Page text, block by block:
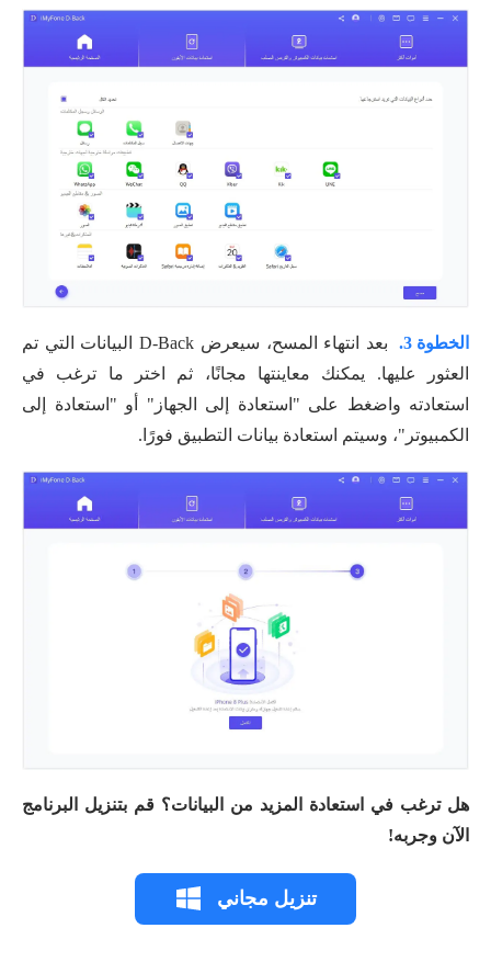
الخطوة 3.
بعد انتهاء المسح، سيعرض D-Back البيانات التي تم
العثور عليها. يمكنك معاينتها مجانًا، ثم اختر ما ترغب في
استعادته واضغط على "استعادة إلى الجهاز" أو "استعادة إلى
الكمبيوتر"، وسيتم استعادة بيانات التطبيق فورًا.
هل ترغب في استعادة المزيد من البيانات؟ قم بتنزيل البرنامج
الآن وجربه!
تنزيل مجاني